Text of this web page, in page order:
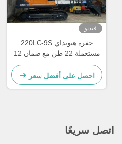
فيديو
حفرة هيونداي 220LC-9S
مستعملة 22 طن مع ضمان 12
شهرا
احصل على أفضل سعر
اتصل سريعًا